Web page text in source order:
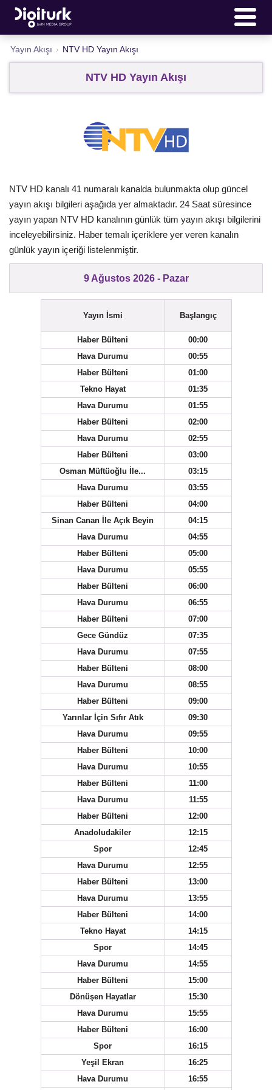
Yayın Akışı › NTV HD Yayın Akışı
NTV HD Yayın Akışı
NTV HD kanalı 41 numaralı kanalda bulunmakta olup güncel
yayın akışı bilgileri aşağıda yer almaktadır. 24 Saat süresince
yayın yapan NTV HD kanalının günlük tüm yayın akışı bilgilerini
inceleyebilirsiniz. Haber temalı içeriklere yer veren kanalın
günlük yayın içeriği listelenmiştir.
9 Ağustos 2026 - Pazar
Yayın İsmi Başlangıç
Haber Bülteni
00:00
Hava Durumu
00:55
Haber Bülteni
01:00
Tekno Hayat
01:35
Hava Durumu
01:55
Haber Bülteni
02:00
Hava Durumu
02:55
Haber Bülteni
03:00
Osman Müftüoğlu İle...
03:15
Hava Durumu
03:55
Haber Bülteni
04:00
Sinan Canan İle Açık Beyin
04:15
Hava Durumu
04:55
Haber Bülteni
05:00
Hava Durumu
05:55
Haber Bülteni
06:00
Hava Durumu
06:55
Haber Bülteni
07:00
Gece Gündüz
07:35
Hava Durumu
07:55
Haber Bülteni
08:00
Hava Durumu
08:55
Haber Bülteni
09:00
Yarınlar İçin Sıfır Atık
09:30
Hava Durumu
09:55
Haber Bülteni
10:00
Hava Durumu
10:55
Haber Bülteni
11:00
Hava Durumu
11:55
Haber Bülteni
12:00
Anadoludakiler
12:15
Spor
12:45
Hava Durumu
12:55
Haber Bülteni
13:00
Hava Durumu
13:55
Haber Bülteni
14:00
Tekno Hayat
14:15
Spor
14:45
Hava Durumu
14:55
Haber Bülteni
15:00
Dönüşen Hayatlar
15:30
Hava Durumu
15:55
Haber Bülteni
16:00
Spor
16:15
Yeşil Ekran
16:25
Hava Durumu
16:55